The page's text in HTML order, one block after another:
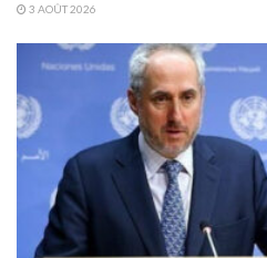
3 AOÛT 2026